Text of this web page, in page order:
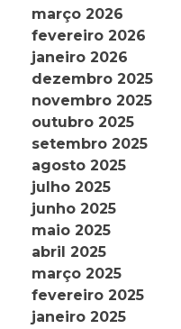
março 2026
fevereiro 2026
janeiro 2026
dezembro 2025
novembro 2025
outubro 2025
setembro 2025
agosto 2025
julho 2025
junho 2025
maio 2025
abril 2025
março 2025
fevereiro 2025
janeiro 2025